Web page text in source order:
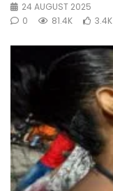
24 AUGUST 2025
0
81.4K 3.4K